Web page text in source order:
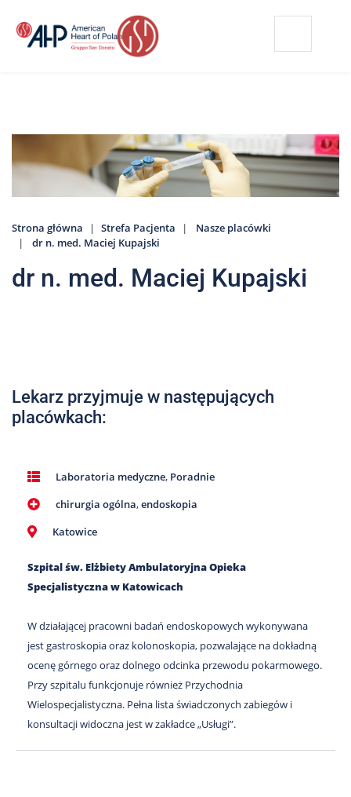
treści
Strefa
Pacjenta
O
nas
Marki
AHP
Galeria
801
302
Strona główna Strefa Pacjenta
Nasze placówki
dr n. med. Maciej Kupajski
dr n. med. Maciej Kupajski
Lekarz przyjmuje w następujących
placówkach:
Laboratoria medyczne, Poradnie
chirurgia ogólna,endoskopia
Katowice
Szpital św. Elżbiety Ambulatoryjna Opieka
Specjalistyczna w Katowicach
W działającej pracowni badań endoskopowych wykonywana
jest gastroskopia oraz kolonoskopia, pozwalające na dokładną
ocenę górnego oraz dolnego odcinka przewodu pokarmowego.
Przy szpitalu funkcjonuje również Przychodnia
Wielospecjalistyczna. Pełna lista świadczonych zabiegów i
konsultacji widoczna jest w zakładce „Usługi”.